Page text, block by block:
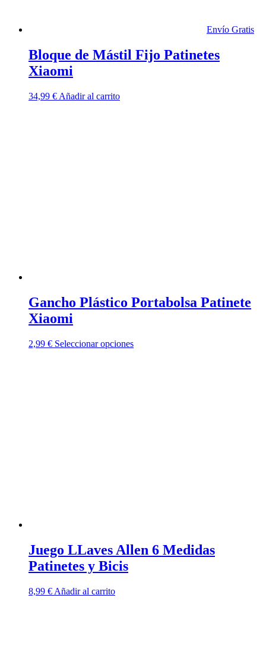
Envío Gratis
Bloque de Mástil Fijo Patinetes
Xiaomi
34,99 € Añadir al carrito
Gancho Plástico Portabolsa Patinete
Xiaomi
2,99 € Seleccionar opcionesEste
Juego LLaves Allen 6 Medidas
Patinetes y Bicis
8,99 € Añadir al carrito